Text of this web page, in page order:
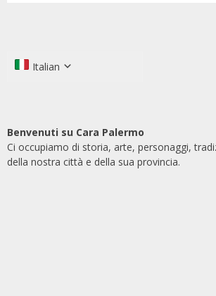
Italian
Benvenuti su Cara Palermo
Ci occupiamo di storia, arte, personaggi,
della nostra città e della sua provincia.